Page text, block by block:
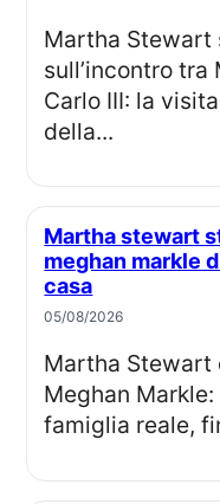
Martha Stewart svela dettagli
sull’incontro tra
Carlo III: la
della...
Martha stewart stronca il tentativo di
meghan markle
casa
05/08/2026
Martha Stewart commenta il percorso di
Meghan
famiglia reale,